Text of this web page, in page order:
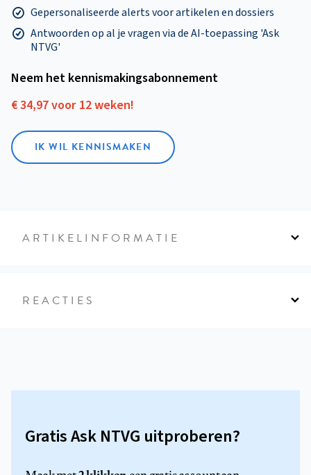
Gepersonaliseerde alerts voor artikelen en dossiers
Antwoorden op al je vragen via de AI-toepassing 'Ask
NTVG'
Neem het kennismakings­abonnement
€ 34,97 voor 12 weken!
IK WIL KENNISMAKEN
ARTIKELINFORMATIE
REACTIES
Gratis Ask NTVG uitproberen?